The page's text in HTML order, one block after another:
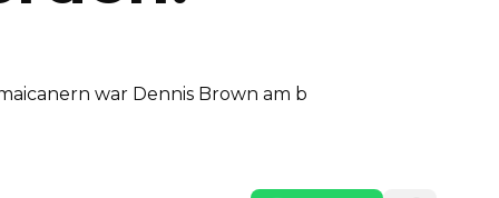
war Dennis Brown am b